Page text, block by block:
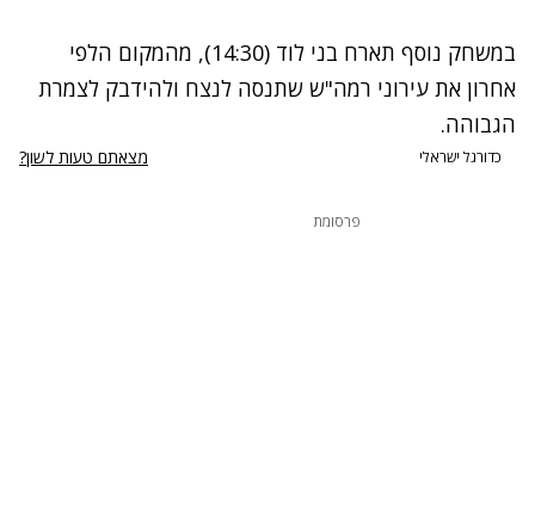
במשחק נוסף תארח בני לוד (14:30), מהמקום הלפי
אחרון את עירוני רמה"ש שתנסה לנצח ולהידבק לצמרת
הגבוהה.
כדורגל ישראלי מצאתם טעות לשון?
פרסומת